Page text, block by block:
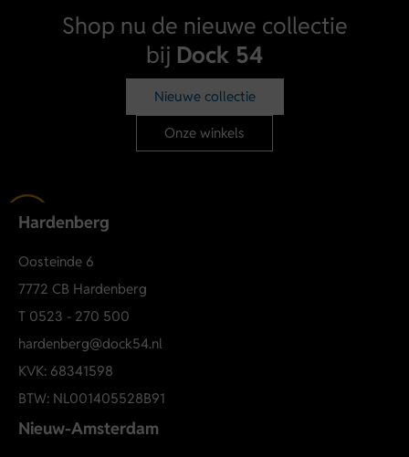
Shop nu de nieuwe collectie
bij Dock 54
Nieuwe collectie
Onze winkels
Hardenberg
Oosteinde 6
7772 CB Hardenberg
T 0523 - 270 500
hardenberg@dock54.nl
KVK: 68341598
BTW: NL001405528B91
Nieuw-Amsterdam